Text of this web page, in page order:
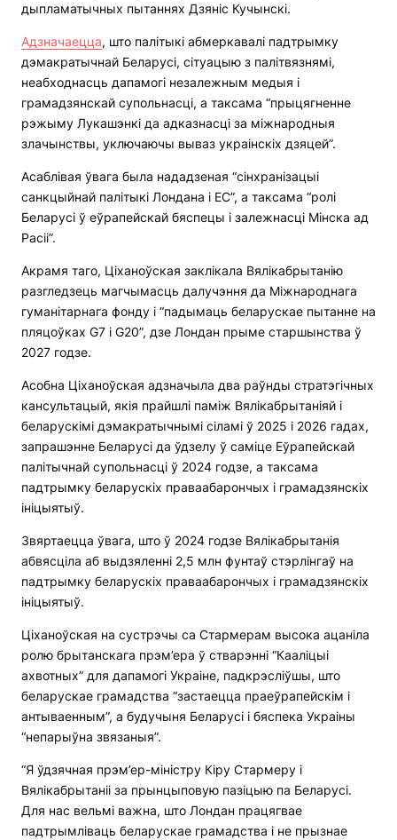
дыпламатычных пытаннях Дзяніс Кучынскі.
Адзначаецца, што палітыкі абмеркавалі падтрымку
дэмакратычнай Беларусі, сітуацыю з палітвязнямі,
неабходнасць дапамогі незалежным медыя і
грамадзянскай супольнасці, а таксама “прыцягненне
рэжыму Лукашэнкі да адказнасці за міжнародныя
злачынствы, уключаючы вываз украінскіх дзяцей”.
Асаблівая ўвага была нададзеная “сінхранізацыі
санкцыйнай палітыкі Лондана і ЕС”, а таксама “ролі
Беларусі ў еўрапейскай бяспецы і залежнасці Мінска ад
Расіі”.
Акрамя таго, Ціханоўская заклікала Вялікабрытанію
разгледзець магчымасць далучэння да Міжнароднага
гуманітарнага фонду і “падымаць беларускае пытанне на
пляцоўках G7 і G20”, дзе Лондан прыме старшынства ў
2027 годзе.
Асобна Ціханоўская адзначыла два раўнды стратэгічных
кансультацый, якія прайшлі паміж Вялікабрытаніяй і
беларускімі дэмакратычнымі сіламі ў 2025 і 2026 гадах,
запрашэнне Беларусі да ўдзелу ў саміце Еўрапейскай
палітычнай супольнасці ў 2024 годзе, а таксама
падтрымку беларускіх праваабарончых і грамадзянскіх
ініцыятыў.
Звяртаецца ўвага, што ў 2024 годзе Вялікабрытанія
абвясціла аб выдзяленні 2,5 млн фунтаў стэрлінгаў на
падтрымку беларускіх праваабарончых і грамадзянскіх
ініцыятыў.
Ціханоўская на сустрэчы са Стармерам высока ацаніла
ролю брытанскага прэм’ера ў стварэнні “Кааліцыі
ахвотных” для дапамогі Украіне, падкрэсліўшы, што
беларускае грамадства “застаецца праеўрапейскім і
антываенным”, а будучыня Беларусі і бяспека Украіны
“непарыўна звязаныя”.
“Я ўдзячная прэм’ер-міністру Кіру Стармеру і
Вялікабрытаніі за прынцыповую пазіцыю па Беларусі.
Для нас вельмі важна, што Лондан працягвае
падтрымліваць беларускае грамадства і не прызнае